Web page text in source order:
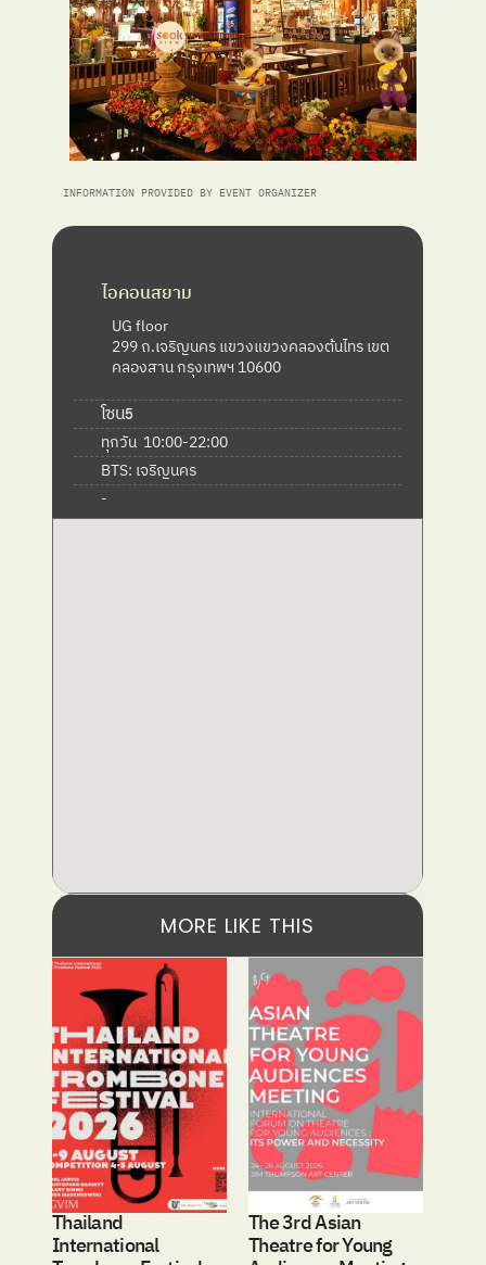
INFORMATION PROVIDED BY EVENT ORGANIZER
ไอคอนสยาม
UG floor
299 ถ.เจริญนคร แขวงแขวงคลองต้นไทร เขต
คลองสาน กรุงเทพฯ 10600
โซน5
ทุกวัน  10:00-22:00
BTS: เจริญนคร
-
MORE LIKE THIS
Thailand
International
The 3rd Asian
Theatre for Young